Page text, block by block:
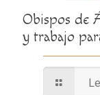
Obispos de
y trabajo